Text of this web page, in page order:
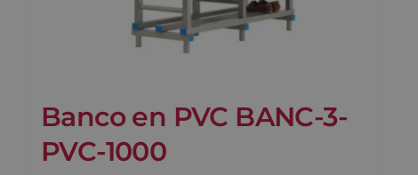
Banco en PVC BANC-3-
PVC-1000